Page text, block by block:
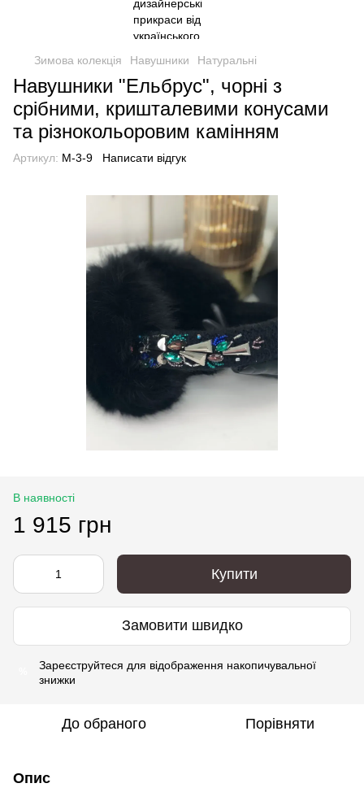
Зимова колекція Навушники Натуральні
Навушники "Ельбрус", чорні з
срібними, кришталевими конусами
та різнокольоровим камінням
Артикул: M-3-9 Написати відгук
В наявності
1 915 грн
Купити
Замовити швидко
Зареєструйтеся для відображення накопичувальної
знижки
До обраного Порівняти
Опис